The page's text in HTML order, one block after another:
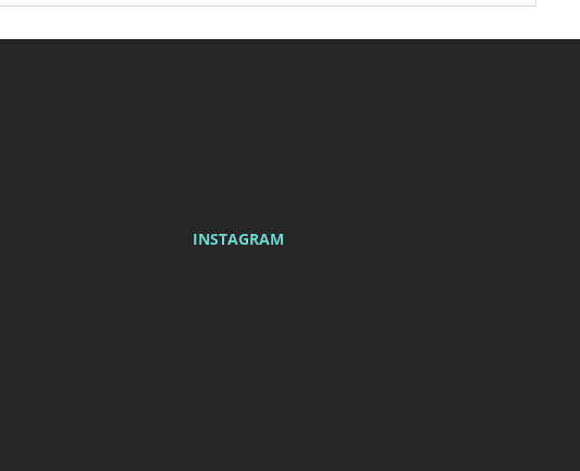
INSTAGRAM